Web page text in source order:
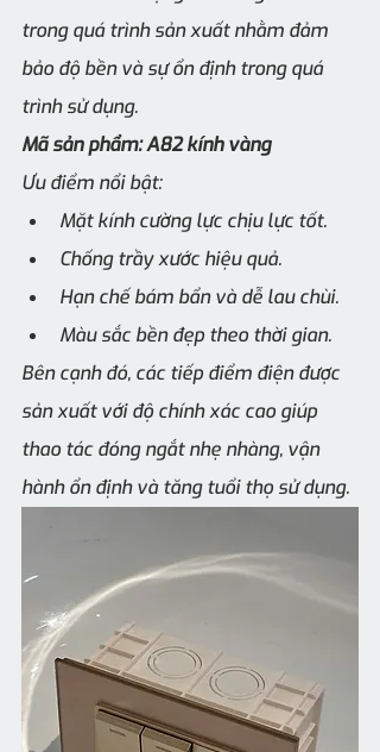
trong quá trình sản xuất nhằm đảm
bảo độ bền và sự ổn định trong quá
trình sử dụng.
Mã sản phẩm: A82 kính vàng
Ưu điểm nổi bật:
Mặt kính cường lực chịu lực tốt.
Chống trầy xước hiệu quả.
Hạn chế bám bẩn và dễ lau chùi.
Màu sắc bền đẹp theo thời gian.
Bên cạnh đó, các tiếp điểm điện được
sản xuất với độ chính xác cao giúp
thao tác đóng ngắt nhẹ nhàng, vận
hành ổn định và tăng tuổi thọ sử dụng.